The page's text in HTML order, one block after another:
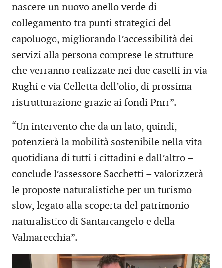
nascere un nuovo anello verde di
collegamento tra punti strategici del
capoluogo, migliorando l’accessibilità dei
servizi alla persona comprese le strutture
che verranno realizzate nei due caselli in via
Rughi e via Celletta dell’olio, di prossima
ristrutturazione grazie ai fondi Pnrr”.
“Un intervento che da un lato, quindi,
potenzierà la mobilità sostenibile nella vita
quotidiana di tutti i cittadini e dall’altro –
conclude l’assessore Sacchetti – valorizzerà
le proposte naturalistiche per un turismo
slow, legato alla scoperta del patrimonio
naturalistico di Santarcangelo e della
Valmarecchia”.